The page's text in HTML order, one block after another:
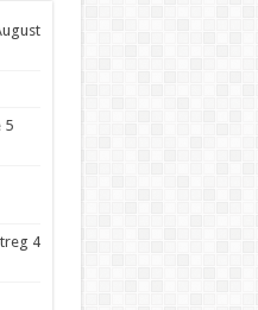
5
4